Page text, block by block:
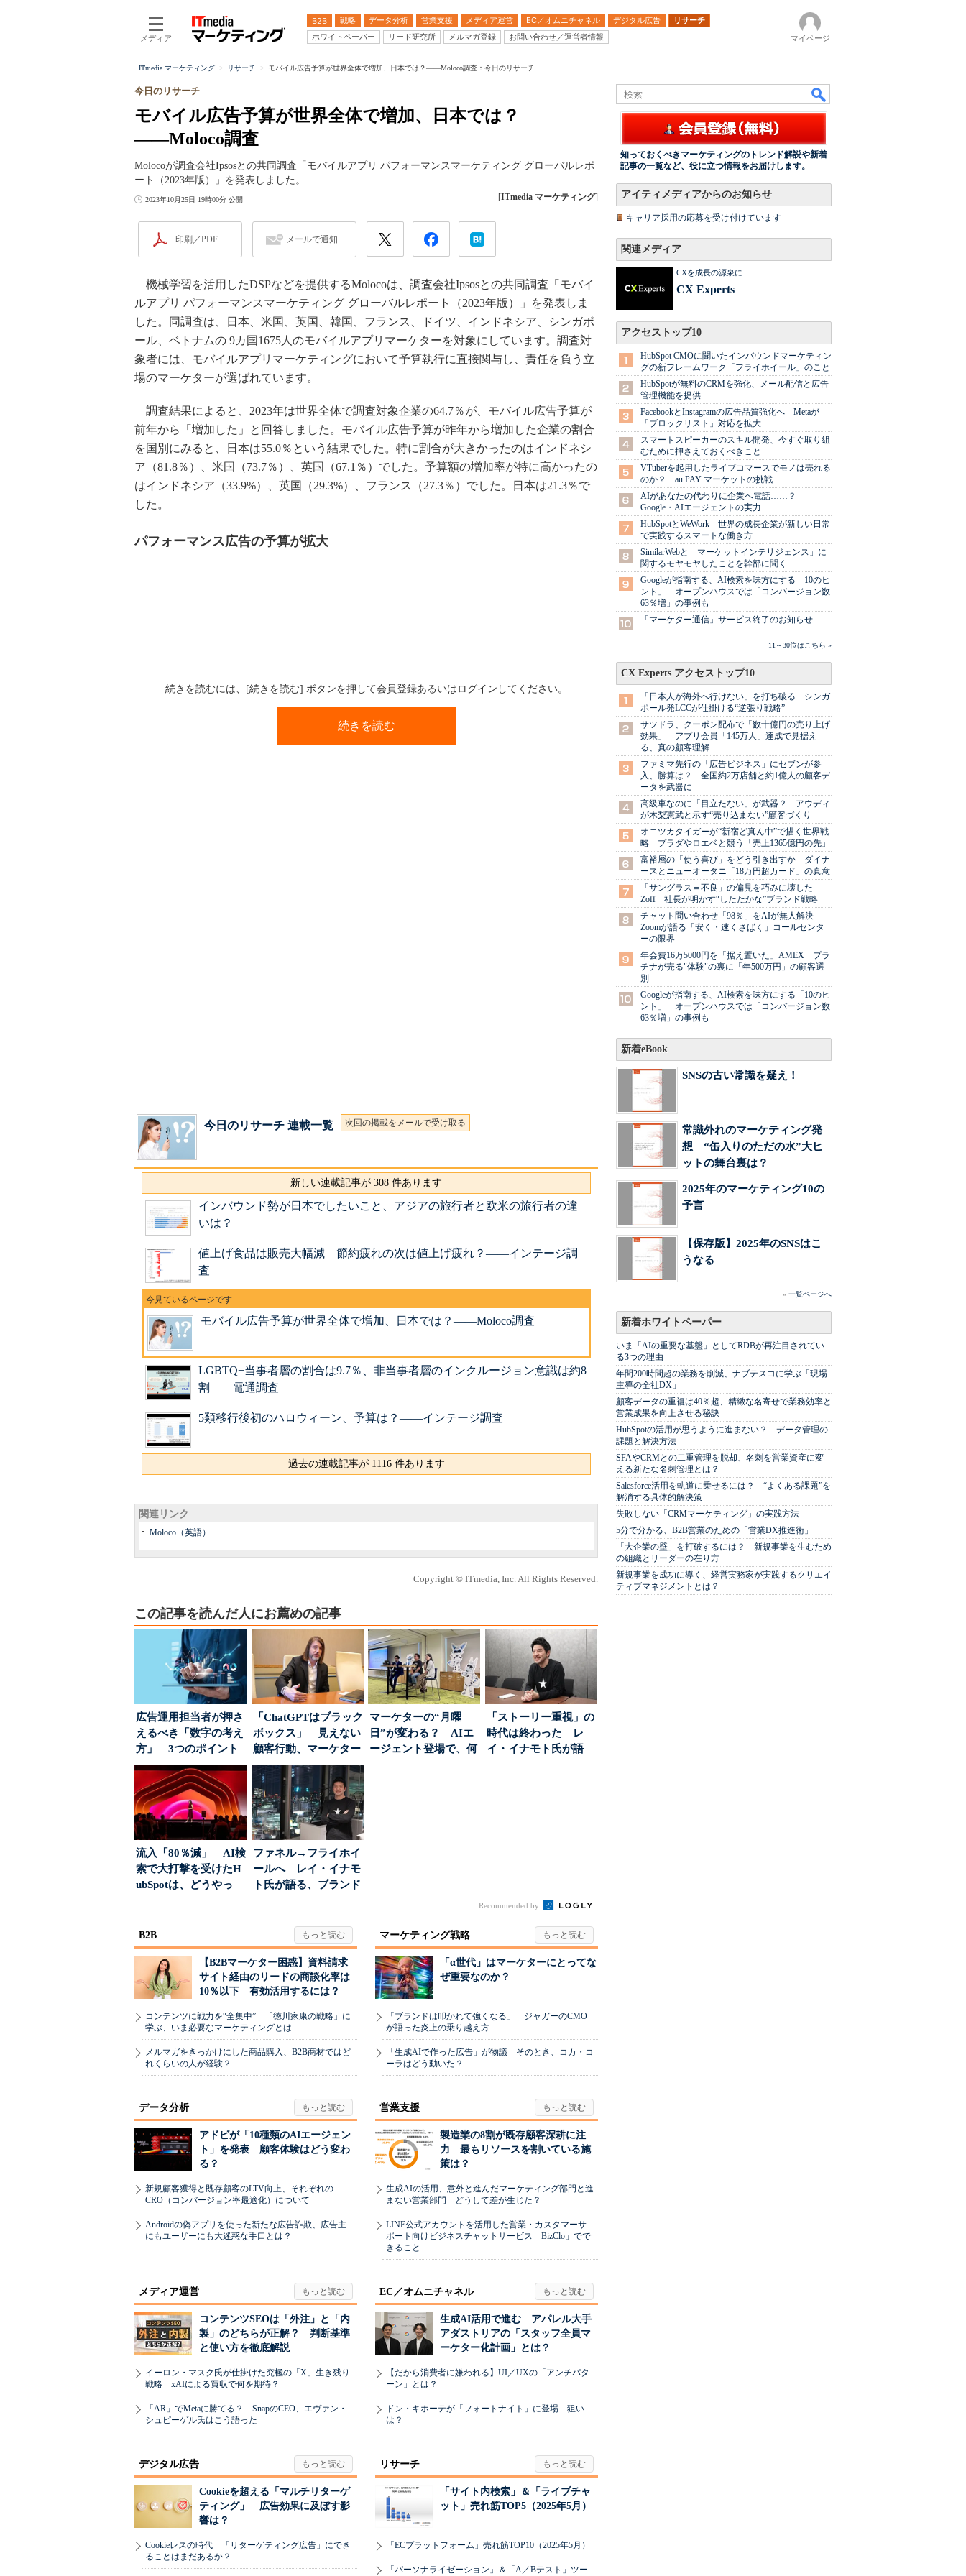
メディア
B2B 戦略 データ分析 営業支援 メディア運営 EC／オムニチャネル デジタル広告
リサーチ
ホワイトペーパー
リード研究所 メルマガ登録 お問い合わせ／運営者情報 マイページ
ITmedia マーケティング リサーチ モバイル広告予算が世界全体で増加、日本では？――Moloco調査：今日のリサーチ
モバイル広告予算が世界全体で増加、日本では？
――Moloco調査
今日のリサーチ
Molocoが調査会社Ipsosとの共同調査「モバイルアプリ パフォーマンスマーケティング グローバルレポ
ート（2023年版）」を発表しました。
2023年10月25日 19時00分 公開 [ITmedia マーケティング]
印刷／PDF メールで通知
機械学習を活用したDSPなどを提供するMolocoは、調査会社Ipsosとの共同調査「モバイ
ルアプリ パフォーマンスマーケティング グローバルレポート（2023年版）」を発表しま
した。同調査は、日本、米国、英国、韓国、フランス、ドイツ、インドネシア、シンガポ
ール、ベトナムの 9カ国1675人のモバイルアプリマーケターを対象にしています。調査対
象者には、モバイルアプリマーケティングにおいて予算執行に直接関与し、責任を負う立
場のマーケターが選ばれています。
調査結果によると、2023年は世界全体で調査対象企業の64.7％が、モバイル広告予算が
前年から「増加した」と回答しました。モバイル広告予算が昨年から増加した企業の割合
を国別にみると、日本は55.0％という結果でした。特に割合が大きかったのはインドネシ
ア（81.8％）、米国（73.7％）、英国（67.1％）でした。予算額の増加率が特に高かったの
はインドネシア（33.9%）、英国（29.3%）、フランス（27.3％）でした。日本は21.3％で
した。
パフォーマンス広告の予算が拡大
続きを読むには、[続きを読む] ボタンを押して会員登録あるいはログインしてください。
続きを読む
今日のリサーチ 連載一覧 次回の掲載をメールで受け取る
新しい連載記事が 308 件あります
インバウンド勢が日本でしたいこと、アジアの旅行者と欧米の旅行者の違
いは？
値上げ食品は販売大幅減 節約疲れの次は値上げ疲れ？――インテージ調
査
モバイル広告予算が世界全体で増加、日本では？――Moloco調査
LGBTQ+当事者層の割合は9.7％、非当事者層のインクルージョン意識は約8
割――電通調査
5類移行後初のハロウィーン、予算は？――インテージ調査
過去の連載記事が 1116 件あります
関連リンク
Moloco（英語）
Copyright © ITmedia, Inc. All Rights Reserved.
この記事を読んだ人にお薦めの記事
広告運用担当者が押さ
えるべき「数字の考え
方」 3つのポイント
とは
「ChatGPTはブラック
ボックス」 見えない
顧客行動、マーケター
に残された打ち...
マーケターの“月曜
日”が変わる？ AIエ
ージェント登場で、何
「ストーリー重視」の
時代は終わった レ
イ・イナモト氏が語
流入「80％減」 AI検
索で大打撃を受けたH
ubSpotは、どうやっ
ファネル→フライホイ
ールへ レイ・イナモ
ト氏が語る、ブランド
Recommended by
B2B
【B2Bマーケター困惑】資料請求
サイト経由のリードの商談化率は
10％以下 有効活用するには？
コンテンツに戦力を“全集中” 「徳川家康の戦略」に
学ぶ、いま必要なマーケティングとは
メルマガをきっかけにした商品購入、B2B商材ではど
れくらいの人が経験？
マーケティング戦略
「α世代」はマーケターにとってな
ぜ重要なのか？
「ブランドは叩かれて強くなる」 ジャガーのCMO
が語った炎上の乗り越え方
「生成AIで作った広告」が物議 そのとき、コカ・コ
ーラはどう動いた？
データ分析
アドビが「10種類のAIエージェン
ト」を発表 顧客体験はどう変わ
る？
新規顧客獲得と既存顧客のLTV向上、それぞれの
CRO（コンバージョン率最適化）について
Androidの偽アプリを使った新たな広告詐欺、広告主
にもユーザーにも大迷惑な手口とは？
営業支援
製造業の8割が既存顧客深耕に注
力 最もリソースを割いている施
策は？
生成AIの活用、意外と進んだマーケティング部門と進
まない営業部門 どうして差が生じた？
LINE公式アカウントを活用した営業・カスタマーサ
ポート向けビジネスチャットサービス「BizClo」でで
きること
メディア運営
コンテンツSEOは「外注」と「内
製」のどちらが正解？ 判断基準
と使い方を徹底解説
イーロン・マスク氏が仕掛けた究極の「X」生き残り
戦略 xAIによる買収で何を期待？
「AR」でMetaに勝てる？ SnapのCEO、エヴァン・
シュピーゲル氏はこう語った
EC／オムニチャネル
生成AI活用で進む アパレル大手
アダストリアの「スタッフ全員マ
ーケター化計画」とは？
【だから消費者に嫌われる】UI／UXの「アンチパタ
ーン」とは？
ドン・キホーテが「フォートナイト」に登場 狙い
は？
デジタル広告
Cookieを超える「マルチリターゲ
ティング」 広告効果に及ぼす影
響は？
Cookieレスの時代 「リターゲティング広告」にでき
ることはまだあるか？
リサーチ
「サイト内検索」＆「ライブチャ
ット」売れ筋TOP5（2025年5月）
「ECプラットフォーム」売れ筋TOP10（2025年5月）
「パーソナライゼーション」＆「A／Bテスト」ツー
知っておくべきマーケティングのトレンド解説や新着
記事の一覧など、役に立つ情報をお届けします。
アイティメディアからのお知らせ
キャリア採用の応募を受け付けています
関連メディア
CXを成長の源泉に
CX Experts
アクセストップ10
HubSpot CMOに聞いたインバウンドマーケティン
グの新フレームワーク「フライホイール」のこと
HubSpotが無料のCRMを強化、メール配信と広告
管理機能を提供
FacebookとInstagramの広告品質強化へ Metaが
「ブロックリスト」対応を拡大
スマートスピーカーのスキル開発、今すぐ取り組
むために押さえておくべきこと
VTuberを起用したライブコマースでモノは売れる
のか？ au PAY マーケットの挑戦
AIがあなたの代わりに企業へ電話……？
Google・AIエージェントの実力
HubSpotとWeWork 世界の成長企業が新しい日常
で実践するスマートな働き方
SimilarWebと「マーケットインテリジェンス」に
関するモヤモヤしたことを幹部に聞く
Googleが指南する、AI検索を味方にする「10のヒ
ント」 オープンハウスでは「コンバージョン数
63％増」の事例も
「マーケター通信」サービス終了のお知らせ
11～30位はこちら »
CX Experts アクセストップ10
「日本人が海外へ行けない」を打ち破る シンガ
ポール発LCCが仕掛ける“逆張り戦略”
サツドラ、クーポン配布で「数十億円の売り上げ
効果」 アプリ会員「145万人」達成で見据え
る、真の顧客理解
ファミマ先行の「広告ビジネス」にセブンが参
入、勝算は？ 全国約2万店舗と約1億人の顧客デ
ータを武器に
高級車なのに「目立たない」が武器？ アウディ
が木梨憲武と示す“売り込まない”顧客づくり
オニツカタイガーが“新宿ど真ん中”で描く世界戦
略 プラダやロエベと競う「売上1365億円の先」
富裕層の「使う喜び」をどう引き出すか ダイナ
ースとニューオータニ「18万円超カード」の真意
「サングラス＝不良」の偏見を巧みに壊した
Zoff 社長が明かす“したたかな”ブランド戦略
チャット問い合わせ「98％」をAIが無人解決
Zoomが語る「安く・速くさばく」コールセンタ
ーの限界
年会費16万5000円を「据え置いた」AMEX プラ
チナが売る"体験"の裏に「年500万円」の顧客選
別
Googleが指南する、AI検索を味方にする「10のヒ
ント」 オープンハウスでは「コンバージョン数
63％増」の事例も
新着eBook
SNSの古い常識を疑え！
常識外れのマーケティング発
想 “缶入りのただの水”大ヒ
ットの舞台裏は？
2025年のマーケティング10の
予言
【保存版】2025年のSNSはこ
うなる
» 一覧ページへ
新着ホワイトペーパー
いま「AIの重要な基盤」としてRDBが再注目されてい
る3つの理由
年間200時間超の業務を削減、ナブテスコに学ぶ「現場
主導の全社DX」
顧客データの重複は40％超、精緻な名寄せで業務効率と
営業成果を向上させる秘訣
HubSpotの活用が思うように進まない？ データ管理の
課題と解決方法
SFAやCRMとの二重管理を脱却、名刺を営業資産に変
える新たな名刺管理とは？
Salesforce活用を軌道に乗せるには？ “よくある課題”を
解消する具体的解決策
失敗しない「CRMマーケティング」の実践方法
5分で分かる、B2B営業のための「営業DX推進術」
「大企業の壁」を打破するには？ 新規事業を生むため
の組織とリーダーの在り方
新規事業を成功に導く、経営実務家が実践するクリエイ
ティブマネジメントとは？